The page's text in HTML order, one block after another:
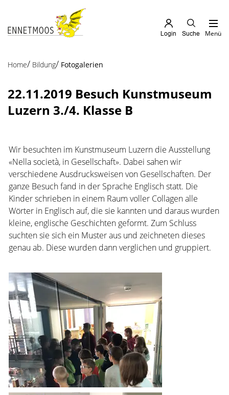
zur Startseite
Direkt zur Hauptnavigation
Direkt zum Inhalt
Direkt zur Suche
Direkt zum Stichwortverzeichnis
Menü
Suche
Login
Home Bildung Fotogalerien
22.11.2019 Besuch Kunstmuseum
Luzern 3./4. Klasse B
Wir besuchten im Kunstmuseum Luzern die Ausstellung
«Nella società, in Gesellschaft». Dabei sahen wir
verschiedene Ausdrucksweisen von Gesellschaften. Der
ganze Besuch fand in der Sprache Englisch statt. Die
Kinder schrieben in einem Raum voller Collagen alle
Wörter in Englisch auf, die sie kannten und daraus wurden
kleine, englische Geschichten geformt. Zum Schluss
suchten sie sich ein Muster aus und zeichneten dieses
genau ab. Diese wurden dann verglichen und gruppiert.